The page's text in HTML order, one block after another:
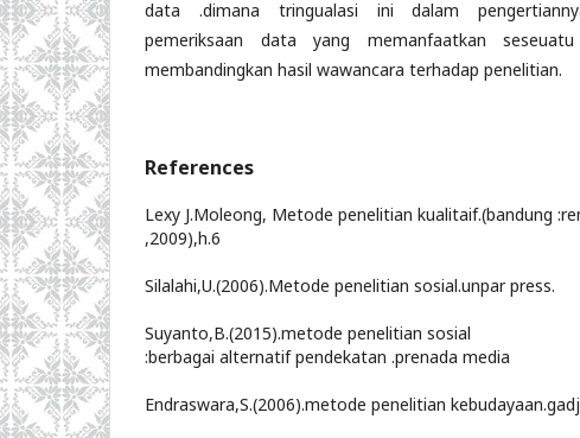
data .dimana tringualasi ini dalam
pemeriksaan data yang memanfaatkan
membandingkan hasil wawancara terhadap penelitian.
References
Lexy J.Moleong, Metode penelitian kualitaif.(bandung
,2009),h.6
Silalahi,U.(2006).Metode penelitian sosial.unpar press.
Suyanto,B.(2015).metode penelitian sosial
:berbagai alternatif pendekatan .prenada media
Endraswara,S.(2006).metode penelitian